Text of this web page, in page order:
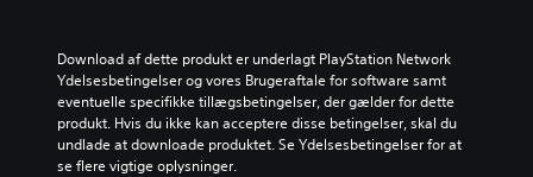
Download af dette produkt er underlagt PlayStation Network
Ydelsesbetingelser og vores Brugeraftale for software samt
eventuelle specifikke tillægsbetingelser, der gælder for dette
produkt. Hvis du ikke kan acceptere disse betingelser, skal du
undlade at downloade produktet. Se Ydelsesbetingelser for at
se flere vigtige oplysninger.